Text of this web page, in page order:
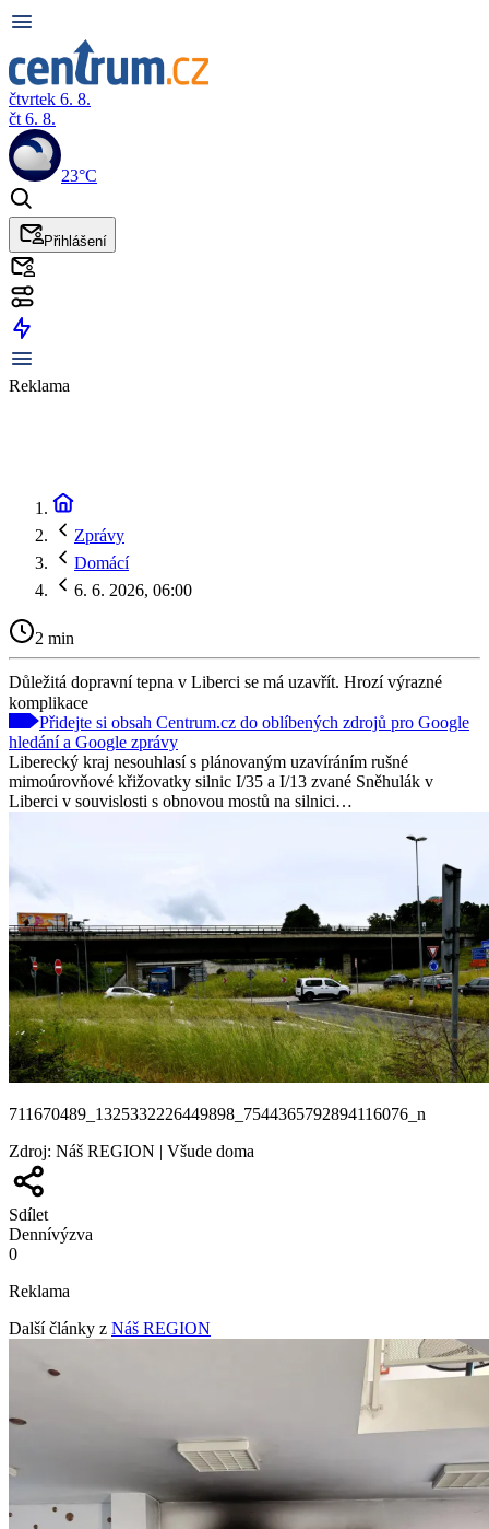
čtvrtek 6. 8.
čt 6. 8.
23°C
Přihlášení
Reklama
Zprávy
Domácí
6. 6. 2026, 06:00
2 min
Důležitá dopravní tepna v Liberci se má uzavřít. Hrozí výrazné
komplikace
Přidejte si obsah Centrum.cz do oblíbených zdrojů pro Google
hledání a Google zprávy
Liberecký kraj nesouhlasí s plánovaným uzavíráním rušné
mimoúrovňové křižovatky silnic I/35 a I/13 zvané Sněhulák v
Liberci v souvislosti s obnovou mostů na silnici…
711670489_1325332226449898_7544365792894116076_n
Zdroj: Náš REGION | Všude doma
Sdílet
Dennívýzva
0
Reklama
Další články z Náš REGION